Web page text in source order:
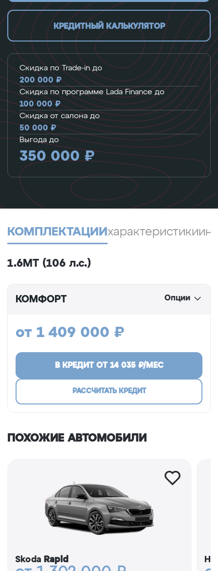
КРЕДИТНЫЙ КАЛЬКУЛЯТОР
Скидка по Trade-in до
200 000 ₽
Скидка по программе Lada Finance до
100 000 ₽
Скидка от салона до
50 000 ₽
Выгода до
350 000 ₽
КОМПЛЕКТАЦИИ характеристики
1.6МТ (106 л.с.)
КОМФОРТ Опции
от 1 409 000 ₽
В КРЕДИТ ОТ 14 035₽/МЕС
РАССЧИТАТЬ КРЕДИТ
ПОХОЖИЕ АВТОМОБИЛИ
Skoda Rapid